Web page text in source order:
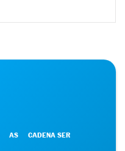
AS CADENA SER